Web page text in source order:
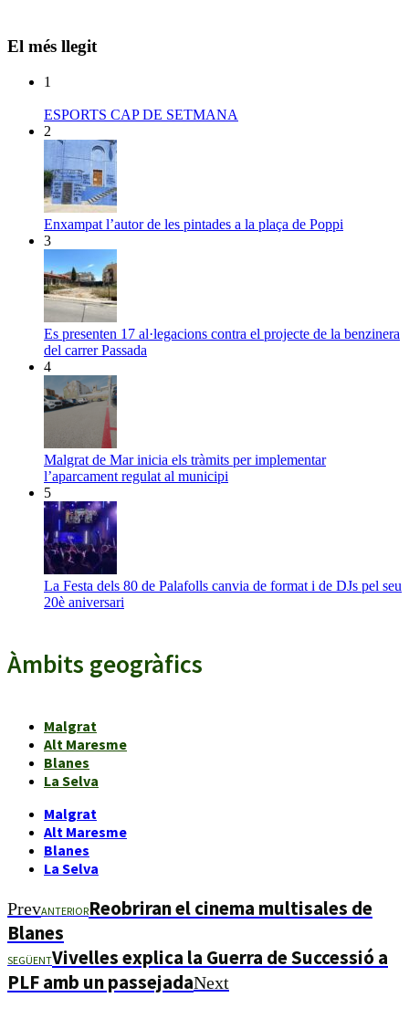
El més llegit
1
ESPORTS CAP DE SETMANA
2
Enxampat l’autor de les pintades a la plaça de Poppi
3
Es presenten 17 al·legacions contra el projecte de la benzinera
del carrer Passada
4
Malgrat de Mar inicia els tràmits per implementar
l’aparcament regulat al municipi
5
La Festa dels 80 de Palafolls canvia de format i de DJs pel seu
20è aniversari
Àmbits geogràfics
Malgrat
Alt Maresme
Blanes
La Selva
Malgrat
Alt Maresme
Blanes
La Selva
PrevANTERIORReobriran el cinema multisales de
Blanes
SEGÜENTVivelles explica la Guerra de Successió a
PLF amb un passejadaNext